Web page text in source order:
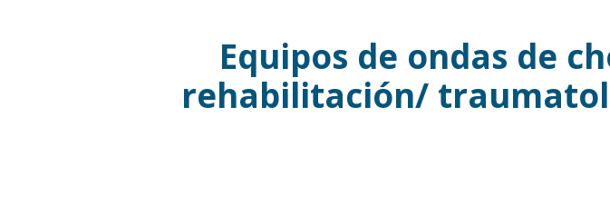
Equipos de ondas de
rehabilitación/